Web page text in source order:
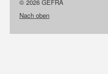
© 2026 GEFRA
Nach oben